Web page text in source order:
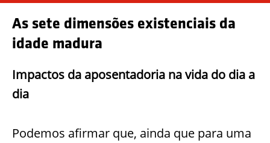
As sete dimensões existenciais da
idade madura
Impactos da aposentadoria na vida do dia a
dia
Podemos afirmar que, ainda que para uma